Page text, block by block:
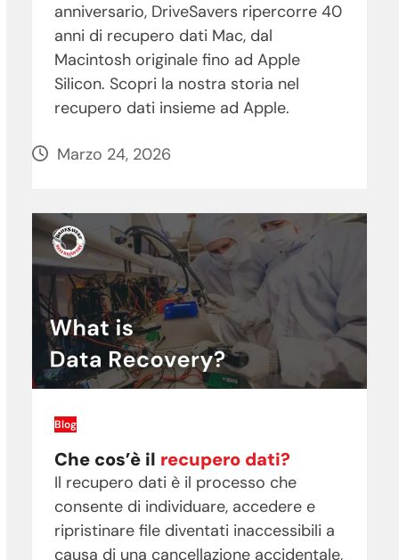
anniversario, DriveSavers ripercorre 40
anni di recupero dati Mac, dal
Macintosh originale fino ad Apple
Silicon. Scopri la nostra storia nel
recupero dati insieme ad Apple.
Marzo 24, 2026
Blog
Che cos’è il recupero dati?
Il recupero dati è il processo che
consente di individuare, accedere e
ripristinare file diventati inaccessibili a
causa di una cancellazione accidentale,